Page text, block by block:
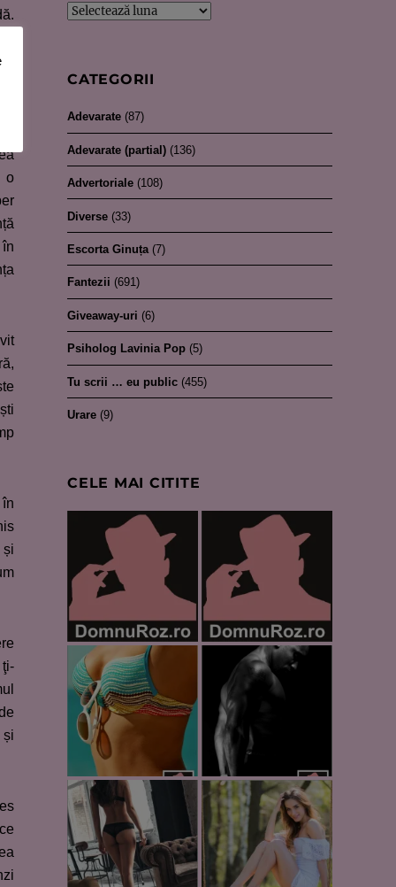
o
și
ţi-
Arhive
CATEGORII
Adevarate (87)
Adevarate (partial) (136)
Advertoriale (108)
Diverse (33)
Escorta Ginuța (7)
Fantezii (691)
Giveaway-uri (6)
Psiholog Lavinia Pop (5)
Tu scrii … eu public (455)
Urare (9)
CELE MAI CITITE